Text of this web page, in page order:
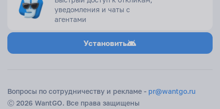
И немного личного
Горящие туры — это не про хаос, а про свободу. Про решение,
новые разговоры. А Вантгоу сделает так, чтобы это решение было и
удобным, и выгодным. Просто выберите страну, запустите аукцион
уведомления и чаты с
агентами
Установить
Вопросы по сотрудничеству и рекламе - pr@wantgo.ru
Ⓒ 2026 WantGO. Все права защищены